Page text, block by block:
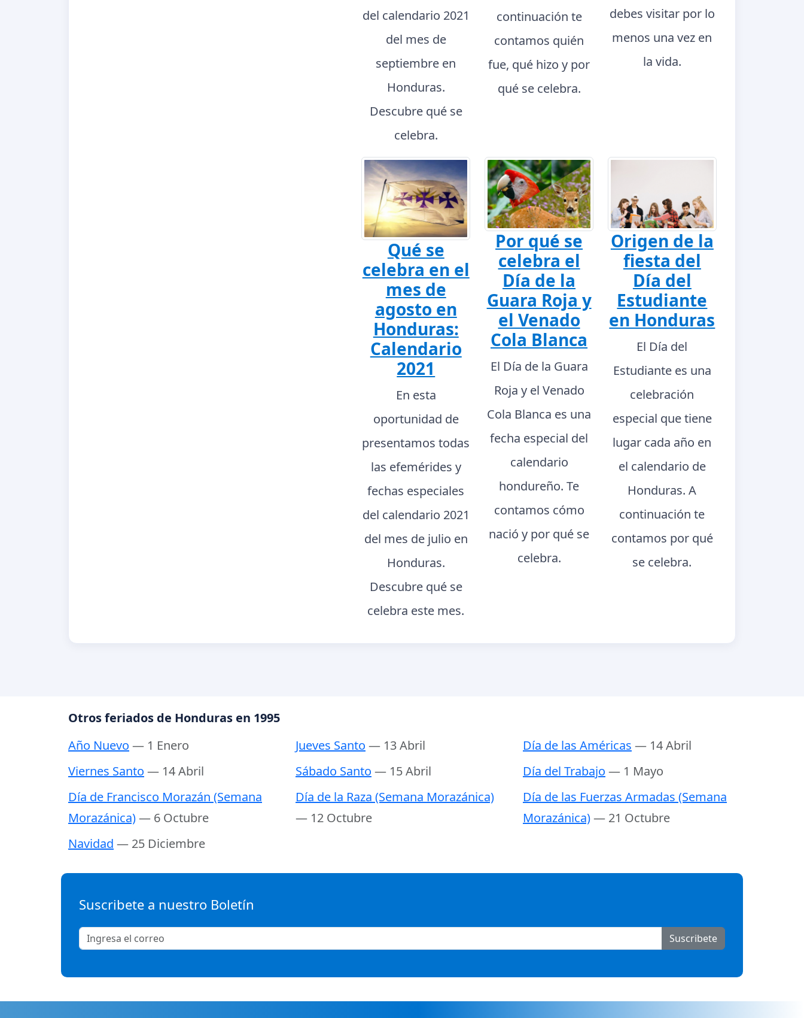
del calendario 2021
del mes de
septiembre en
Honduras.
Descubre qué se
celebra.
continuación te
contamos quién
fue, qué hizo y por
qué se celebra.
debes visitar por lo
menos una vez en
la vida.
Qué se
celebra en el
mes de
agosto en
Honduras:
Calendario
2021
En esta
oportunidad de
presentamos todas
las efemérides y
fechas especiales
del calendario 2021
del mes de julio en
Honduras.
Descubre qué se
celebra este mes.
Por qué se
celebra el
Día de la
Guara Roja y
el Venado
Cola Blanca
El Día de la Guara
Roja y el Venado
Cola Blanca es una
fecha especial del
calendario
hondureño. Te
contamos cómo
nació y por qué se
celebra.
Origen de la
fiesta del
Día del
Estudiante
en Honduras
El Día del
Estudiante es una
celebración
especial que tiene
lugar cada año en
el calendario de
Honduras. A
continuación te
contamos por qué
se celebra.
Otros feriados de Honduras en 1995
Año Nuevo — 1 Enero Jueves Santo — 13 Abril Día de las Américas — 14 Abril
Viernes Santo — 14 Abril Sábado Santo — 15 Abril Día del Trabajo — 1 Mayo
Día de Francisco Morazán (Semana
Morazánica)— 6 Octubre
Día de la Raza (Semana Morazánica)
— 12 Octubre
Día de las Fuerzas Armadas (Semana
Morazánica)— 21 Octubre
Navidad — 25 Diciembre
Suscribete a nuestro Boletín
Suscribete